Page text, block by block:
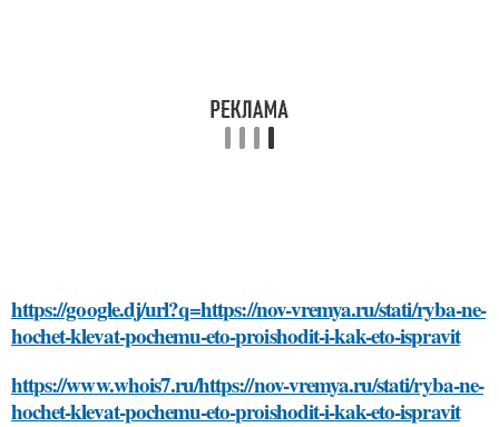
https://google.dj/url?q=https://nov-vremya.ru/stati/ryba-ne-
hochet-klevat-pochemu-eto-proishodit-i-kak-eto-ispravit
https://www.whois7.ru/https://nov-vremya.ru/stati/ryba-ne-
hochet-klevat-pochemu-eto-proishodit-i-kak-eto-ispravit